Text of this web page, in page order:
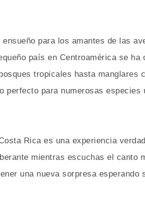
para los amantes de las
país en Centroamérica se
tropicales hasta
perfecto para numerosas especies
Rica es una experiencia
mientras escuchas el canto
una nueva sorpresa esperando